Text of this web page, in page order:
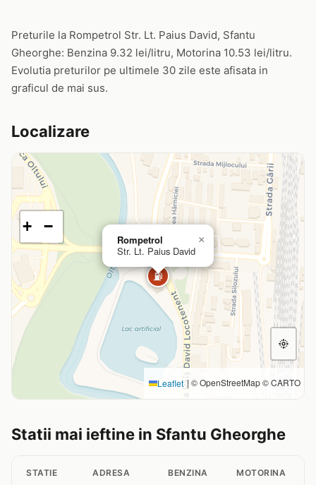
Preturile la Rompetrol Str. Lt. Paius David, Sfantu
Gheorghe: Benzina 9.32 lei/litru, Motorina 10.53 lei/litru.
Evolutia preturilor pe ultimele 30 zile este afisata in
graficul de mai sus.
Localizare
⛽
Rompetrol
Str. Lt. Paius David
×
+ −
Leaflet |© OpenStreetMap © CARTO
Statii mai ieftine in Sfantu Gheorghe
STATIE ADRESA BENZINA MOTORINA